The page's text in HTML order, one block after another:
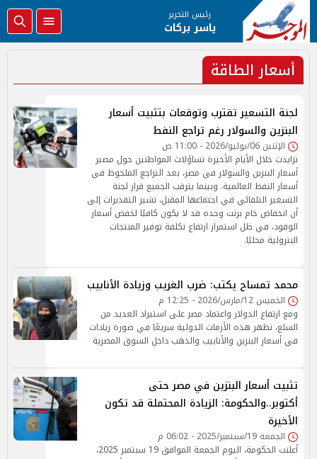
رئيس التحرير
ياسر بركات
أسعار الطاقة
لجنة التسعير تقترب وتوقعات بتثبيت أسعار
البنزين والسولار رغم تراجع النفط
الإثنين 06/يوليو/2026 - 11:00 ص
تزايدت خلال الأيام الأخيرة تساؤلات المواطنين حول مصير
أسعار البنزين والسولار في مصر، بعد التراجع الملحوظ في
أسعار النفط العالمية. وبينما يترقب الجميع قرار لجنة
التسعير التلقائي في اجتماعها المقبل، تشير التقديرات إلى
أن انخفاض خام برنت وحده قد لا يكون كافيًا لخفض أسعار
الوقود، في ظل استمرار ارتفاع تكلفة توفير المنتجات
البترولية محليًا.
محمد تمساح يكتب: ضرب الغريب وزيادة الأنابيب
الخميس 12/مارس/2026 - 12:25 م
ومع ارتفاع الدولار واعتماد مصر على استيراد العديد من
السلع، تظهر هذه الأزمات الدولية سريعًا في صورة زيادات
في أسعار البنزين والأنابيب والذهب داخل السوق المصرية
تثبيت أسعار البنزين في مصر حتى
أكتوبر..والحكومة: الزيادة المحتملة قد تكون
الأخيرة
الجمعة 19/سبتمبر/2025 - 06:02 م
أعلنت الحكومة، اليوم الجمعة الموافق 19 سبتمبر 2025،